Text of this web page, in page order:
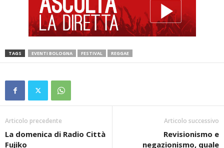
TAGS EVENTI BOLOGNA FESTIVAL REGGAE
Articolo precedente
La domenica di Radio Città
Fujiko
Articolo successivo
Revisionismo e
negazionismo, quale